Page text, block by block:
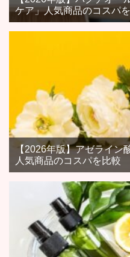
ケア」人気商品のコスパ
【2026年版】アゼライン
人気商品のコスパを比較